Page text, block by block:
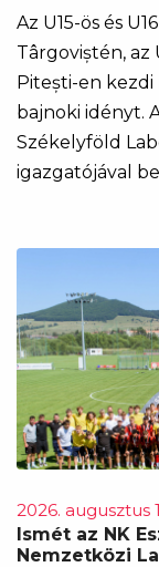
Az U15-ös és
Târgoviștén, az
Pitești-en kezdi
bajnoki idényt.
Székelyföld
igazgatójával
2026. augusztus
Ismét az NK
Nemzetközi